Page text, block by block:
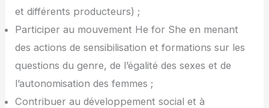
et différents producteurs) ;
Participer au mouvement He for She en menant
des actions de sensibilisation et formations sur les
questions du genre, de l’égalité des sexes et de
l’autonomisation des femmes ;
Contribuer au développement social et à